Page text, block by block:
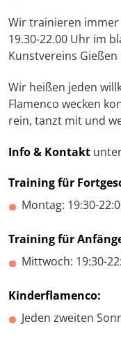
Wir trainieren
19.30-22.00 Uhr im
Kunstvereins Gießen
Wir heißen jeden
Flamenco wecken
rein, tanzt mit und
Info & Kontakt
Training für
Montag: 19:30-
Training für
Mittwoch: 19:30-
Kinderflamenco:
Jeden zweiten